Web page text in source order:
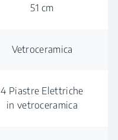
51 cm
Vetroceramica
4 Piastre Elettriche
in vetroceramica